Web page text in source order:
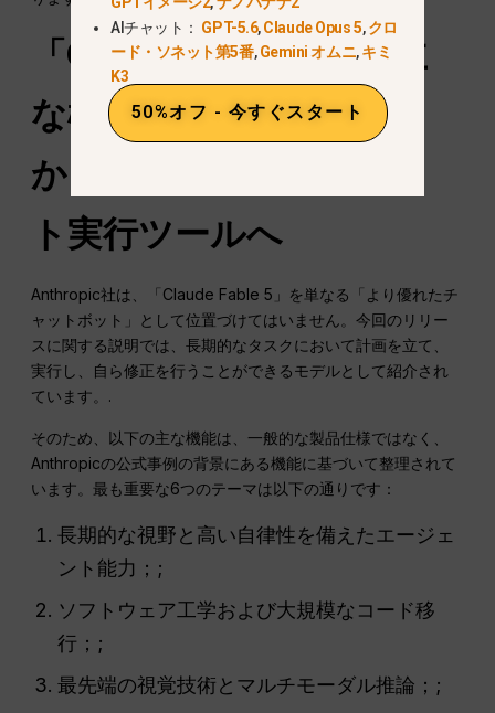
「Claude Fable 5」の主
な機能：チャットボット
から自律的なプロジェク
ト実行ツールへ
Anthropic社は、「Claude Fable 5」を単なる「より優れたチ
ャットボット」として位置づけてはいません。今回のリリー
スに関する説明では、長期的なタスクにおいて計画を立て、
実行し、自ら修正を行うことができるモデルとして紹介され
ています。.
そのため、以下の主な機能は、一般的な製品仕様ではなく、
Anthropicの公式事例の背景にある機能に基づいて整理されて
います。最も重要な6つのテーマは以下の通りです：
長期的な視野と高い自律性を備えたエージェ
ント能力；;
ソフトウェア工学および大規模なコード移
行；;
最先端の視覚技術とマルチモーダル推論；;
AIチャット： GPT-5.6,Claude Opus 5,クロ
ード・ソネット第5番,Gemini オムニ,キミ
K3
50%オフ - 今すぐスタート